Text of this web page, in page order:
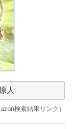
人
検索結果リンク）